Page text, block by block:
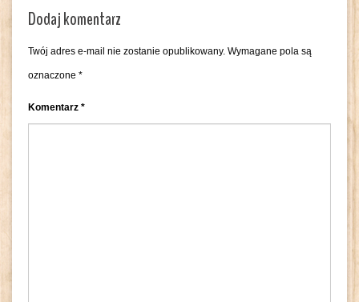
Dodaj komentarz
Twój adres e-mail nie zostanie opublikowany. Wymagane pola są
oznaczone *
Komentarz *